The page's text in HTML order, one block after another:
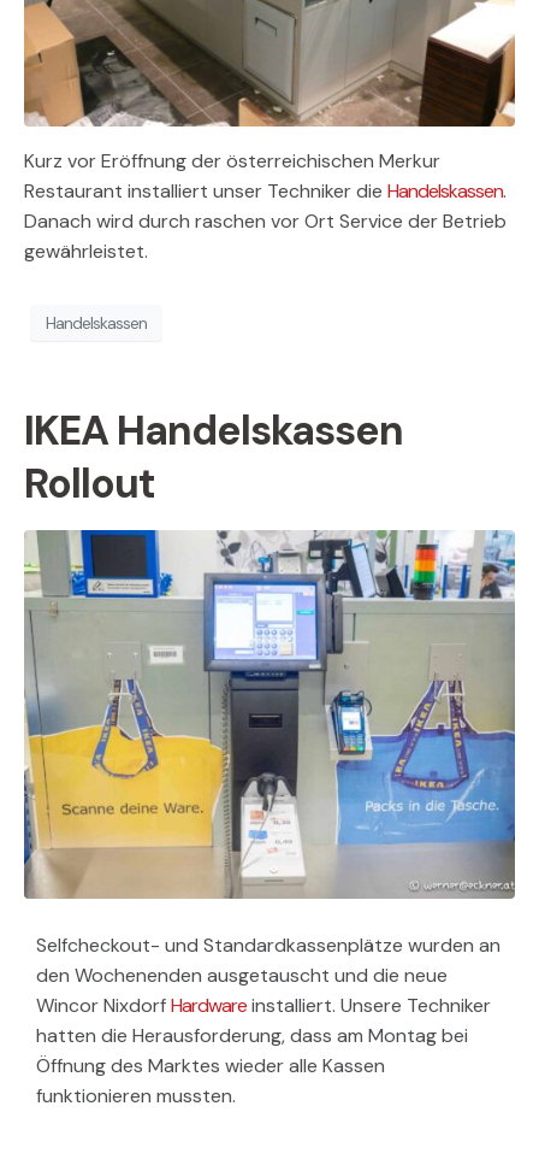
Kurz vor Eröffnung der österreichischen Merkur
Restaurant installiert unser Techniker die Handelskassen.
Danach wird durch raschen vor Ort Service der Betrieb
gewährleistet.
Handelskassen
IKEA Handelskassen
Rollout
Selfcheckout- und Standardkassenplätze wurden an
den Wochenenden ausgetauscht und die neue
Wincor NixdorfHardwareinstalliert. Unsere Techniker
hatten die Herausforderung, dass am Montag bei
Öffnung des Marktes wieder alle Kassen
funktionieren mussten.